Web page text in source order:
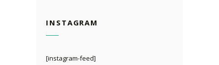
INSTAGRAM
[instagram-feed]